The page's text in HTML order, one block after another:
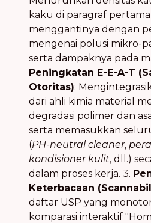
kaku di paragraf
menggantinya dengan
mengenai polusi mikro-
serta dampaknya pada
Peningkatan E-E-A-T
Otoritas):
dari ahli kimia material
degradasi polimer dan
serta memasukkan
(PH-neutral cleaner,
kondisioner kulit, dll.)
dalam proses kerja. 3.
Keterbacaan
daftar USP yang
komparasi interaktif